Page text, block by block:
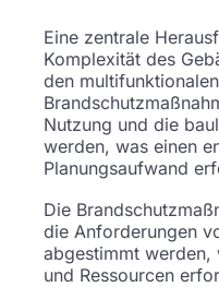
Eine zentrale
Komplexität des
den
Nutzung und die
werden, was einen
Planungsaufwand
Die
die Anforderungen
abgestimmt werden,
und Ressourcen